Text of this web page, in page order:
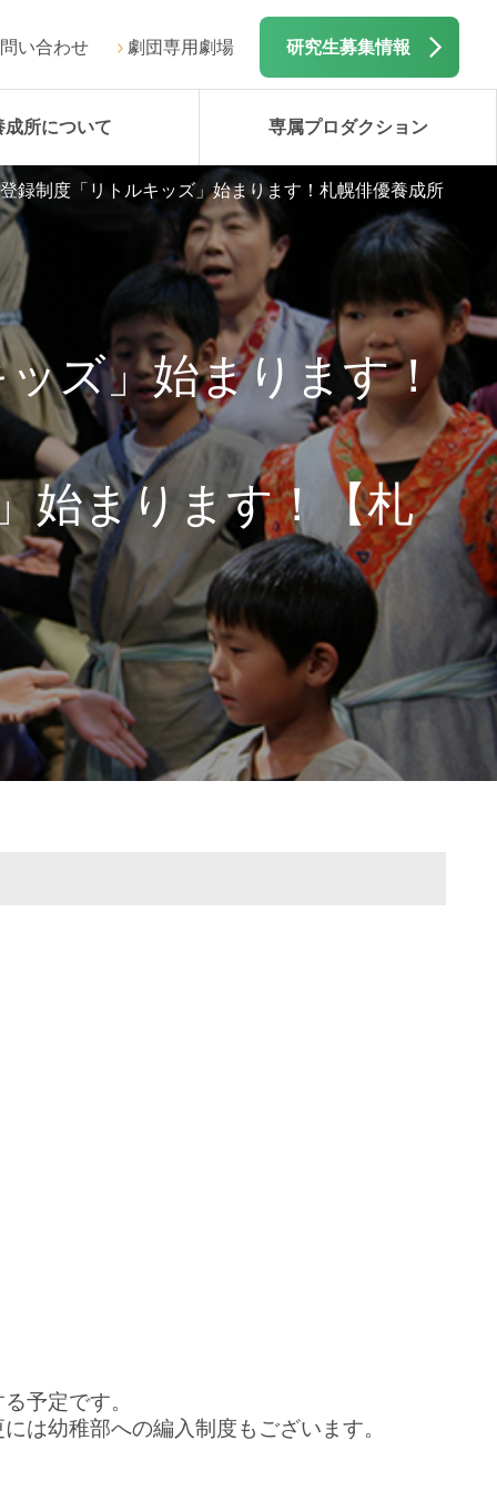
い合わせ 劇団専用劇場 研究生募集情報
成所について 専属プロダクション
ズ」始まります！
始まります！【札
録制度「リトルキッズ」始まります！札幌俳優養成所
予定です。
には幼稚部への編入制度もございます。